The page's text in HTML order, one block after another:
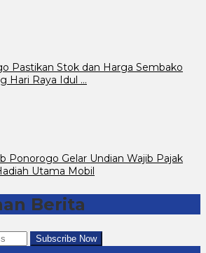
Pastikan Stok dan Harga Sembako
Hari Raya Idul …
Ponorogo Gelar Undian Wajib Pajak
Utama Mobil
Berita